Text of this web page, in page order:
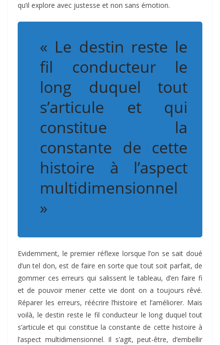
qu’il explore avec justesse et non sans émotion.
« Le destin reste le
fil conducteur le
long duquel tout
s’articule et qui
constitue la
constante de cette
histoire à l’aspect
multidimensionnel
»
Evidemment, le premier réflexe lorsque l’on se sait doué
d’un tel don, est de faire en sorte que tout soit parfait, de
gommer ces erreurs qui salissent le tableau, d’en faire fi
et de pouvoir mener cette vie dont on a toujours rêvé.
Réparer les erreurs, réécrire l’histoire et l’améliorer. Mais
voilà, le destin reste le fil conducteur le long duquel tout
s’articule et qui constitue la constante de cette histoire à
l’aspect multidimensionnel. Il s’agit, peut-être, d’embellir